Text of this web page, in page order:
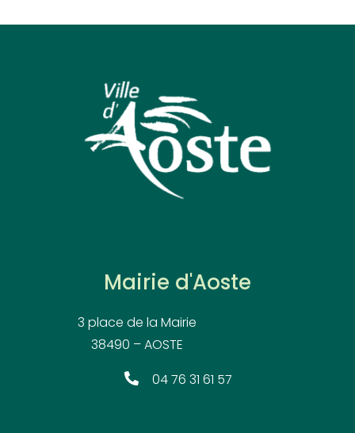
Mairie d'Aoste
3 place de la Mairie
38490 – AOSTE
04 76 31 61 57